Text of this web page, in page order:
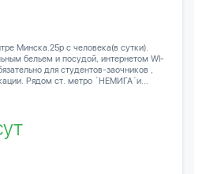
Минска.25р с человека(в сутки).
бельем и посудой, интернетом WI-
для студентов-заочников ,
Рядом ст. метро `НЕМИГА`и...